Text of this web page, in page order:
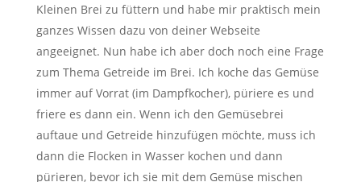
Kleinen Brei zu füttern und habe mir praktisch mein
ganzes Wissen dazu von deiner Webseite
angeeignet. Nun habe ich aber doch noch eine Frage
zum Thema Getreide im Brei. Ich koche das Gemüse
immer auf Vorrat (im Dampfkocher), püriere es und
friere es dann ein. Wenn ich den Gemüsebrei
auftaue und Getreide hinzufügen möchte, muss ich
dann die Flocken in Wasser kochen und dann
pürieren, bevor ich sie mit dem Gemüse mischen